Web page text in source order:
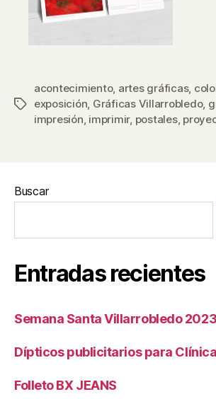
Etiquetas
acontecimiento, artes gráficas,
exposición Gráficas Villarrobledo,
impresión imprimir, postales,
Buscar
Entradas recientes
Semana Santa Villarrobledo 2023
Dípticos publicitarios para
Folleto BX JEANS